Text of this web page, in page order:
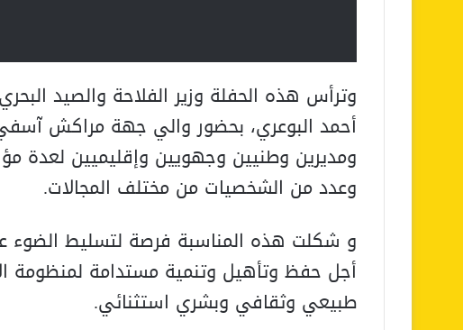
وترأس هذه الحفلة وزير الفلاحة والصيد البحري
أحمد البوعري، بحضور والي جهة مراكش
ومديرين وطنيين وجهويين وإقليميين لعدة
وعدد من الشخصيات من مختلف المجالات.
و شكلت هذه المناسبة فرصة لتسليط الضوء
أجل حفظ وتأهيل وتنمية مستدامة لمنظومة
طبيعي وثقافي وبشري استثنائي.